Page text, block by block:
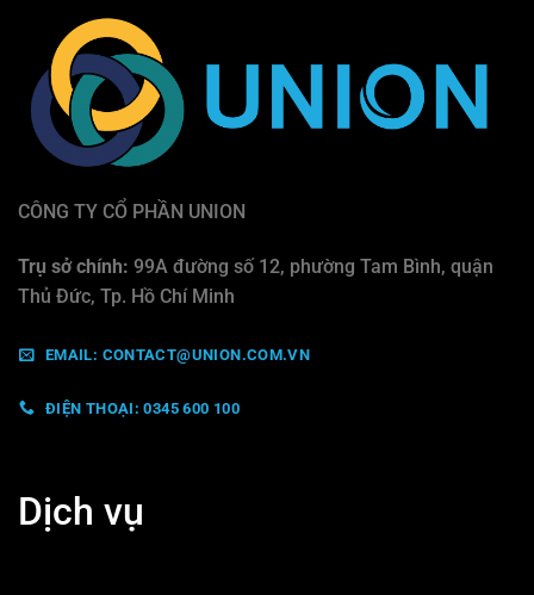
CÔNG TY CỔ PHẦN UNION
Trụ sở chính: 99A đường số 12, phường Tam Bình, quận
Thủ Đức, Tp. Hồ Chí Minh
EMAIL: CONTACT@UNION.COM.VN
ĐIỆN THOẠI: 0345 600 100
Dịch vụ